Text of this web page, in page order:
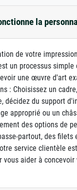
la
de votre
un processus
une œuvre d'art
: Choisissez un
décidez du support
approprié ou un
des options de
partout, des filets
service clientèle
vous aider à